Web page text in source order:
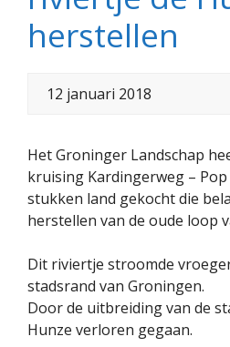
herstellen
12 januari 2018
Het Groninger Landschap
kruising Kardingerweg –
stukken land gekocht die
herstellen van de oude loop
Dit riviertje stroomde
stadsrand van Groningen.
Door de uitbreiding van de
Hunze verloren gegaan.